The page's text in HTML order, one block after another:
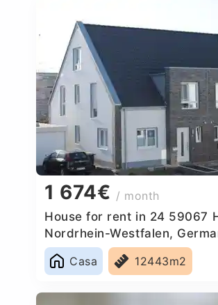
1 674€ / month
House for rent in 24 59067
Nordrhein-Westfalen,
Casa
12443m2